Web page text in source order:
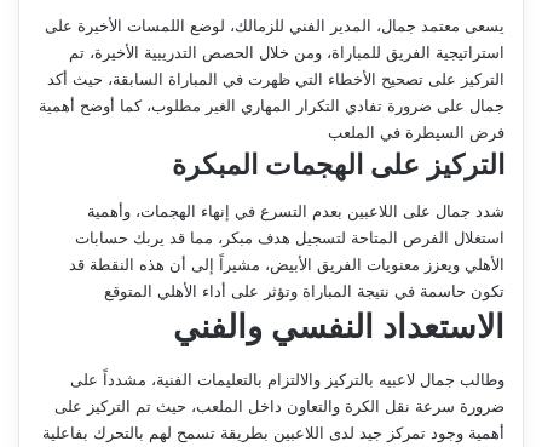
يسعى معتمد جمال، المدير الفني للزمالك، لوضع اللمسات الأخيرة على
استراتيجية الفريق للمباراة، ومن خلال الحصص التدريبية الأخيرة، تم
التركيز على تصحيح الأخطاء التي ظهرت في المباراة السابقة، حيث أكد
جمال على ضرورة تفادي التكرار المهاري الغير مطلوب، كما أوضح أهمية
فرض السيطرة في الملعب
التركيز على الهجمات المبكرة
شدد جمال على اللاعبين بعدم التسرع في إنهاء الهجمات، وأهمية
استغلال الفرص المتاحة لتسجيل هدف مبكر، مما قد يربك حسابات
الأهلي ويعزز معنويات الفريق الأبيض، مشيراً إلى أن هذه النقطة قد
تكون حاسمة في نتيجة المباراة وتؤثر على أداء الأهلي المتوقع
الاستعداد النفسي والفني
وطالب جمال لاعبيه بالتركيز والالتزام بالتعليمات الفنية، مشدداً على
ضرورة سرعة نقل الكرة والتعاون داخل الملعب، حيث تم التركيز على
أهمية وجود تمركز جيد لدى اللاعبين بطريقة تسمح لهم بالتحرك بفاعلية